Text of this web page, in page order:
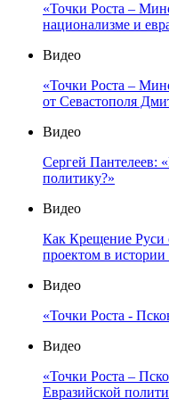
«Точки Роста –
национализме и
Видео
«Точки Роста –
от Севастополя
Видео
Сергей Пантелеев:
политику?»
Видео
Как Крещение Руси
проектом в истории
Видео
«Точки Роста -
Видео
«Точки Роста –
Евразийской